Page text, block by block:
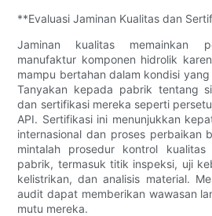
**Evaluasi Jaminan Kualitas dan
Jaminan kualitas memainkan
manufaktur komponen hidrolik
mampu bertahan dalam kondisi
Tanyakan kepada pabrik tentang
dan sertifikasi mereka seperti
API. Sertifikasi ini menunjukkan
internasional dan proses perbaikan
mintalah prosedur kontrol
pabrik, termasuk titik inspeksi, uji
kelistrikan, dan analisis material.
audit dapat memberikan wawasan
mutu mereka.